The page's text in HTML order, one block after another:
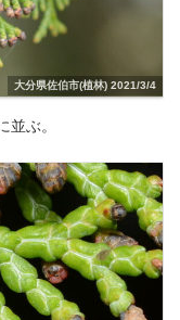
大分県佐伯市(植林) 2021/3/4
ぶ。